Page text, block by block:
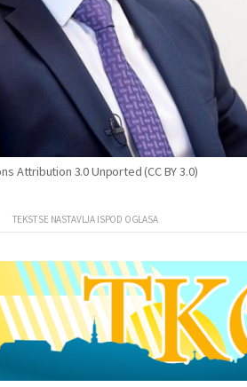
Attribution 3.0 Unported (CC BY 3.0)